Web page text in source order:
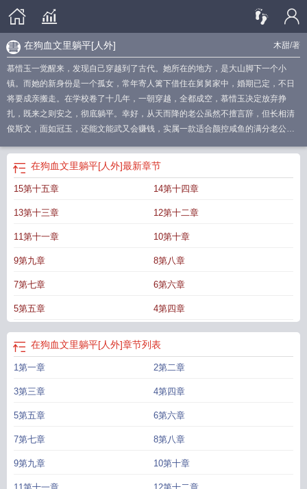
木甜/著
在狗血文里躺平[人外]
慕惜玉一觉醒来，发现自己穿越到了古代。她所在的地方，是大山脚下一个小
镇。而她的新身份是一个孤女，常年寄人篱下借住在舅舅家中，婚期已定，不日
将要成亲搬走。在学校卷了十几年，一朝穿越，全都成空，慕惜玉决定放弃挣
扎，既来之则安之，彻底躺平。幸好，从天而降的老公虽然不擅言辞，但长相清
俊斯文，面如冠玉，还能文能武又会赚钱，实属一款适合颜控咸鱼的满分老公。-
没学会怎么完美伪装成凡人，只能把目光投向身边这个老实巴交的小妻子，观察
她的模样、喜好、习性。某日，激烈的房事中，苍梧越失控暴露出了原型。慕惜
玉面露惊恐：“你、你怎么会有两、两……”这科学吗？还有这缠上来蠢蠢欲动的蛇
也很欢喜……莫非，凡人一直都这样口是心非？-躺平的生活太过幸福，就算是这
个完美丈夫和普通人有那么一点点不同，慕惜玉也决定说服自己坦然接受。她不
经自己看过的一本小说里！！小说内容是传统的恨海情天狗血文，他爱她她爱他
他杀他她杀他，虐了几百章，最后主角团还是要去打败恶毒反派，拯救苍生。但
男主是外貌和精神状态都很美丽的一款阴湿男鬼*一切剧情都是为了谈恋爱
文里做老师免费阅读在狗血文里当炮灰全文阅读在狗血文里当炮灰TXT笔趣阁
最新章节在狗血文里做老师连载情况在狗血文里面做老师免费阅读
躺平txt在狗血文里当老师笔趣阁在狗血文里躺平人外在狗血文里走剧情
在狗血文里躺平[人外]最新章节
15第十五章 14第十四章
13第十三章 12第十二章
11第十一章 10第十章
9第九章 8第八章
7第七章 6第六章
5第五章 4第四章
在狗血文里躺平[人外]章节列表
1第一章 2第二章
3第三章 4第四章
5第五章 6第六章
7第七章 8第八章
9第九章 10第十章